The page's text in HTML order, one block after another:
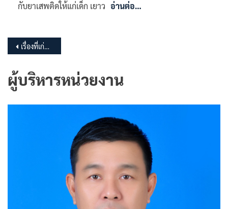
กับยาเสพติดให้แก่เด็ก เยาว อ่านต่อ…
แนะแนว
เรื่อง
เรื่องที่เก่ากว่า
ผู้บริหารหน่วยงาน